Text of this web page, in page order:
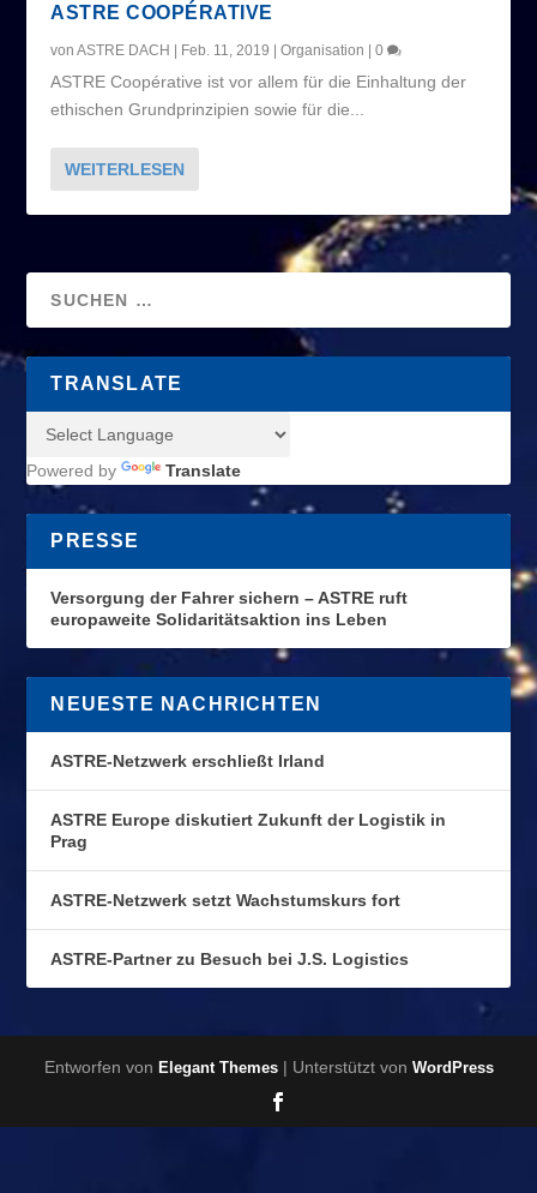
ASTRE COOPÉRATIVE
vonASTRE DACH | Feb. 11, 2019 |Organisation |0
ASTRE Coopérative ist vor allem für die Einhaltung der
ethischen Grundprinzipien sowie für die...
WEITERLESEN
TRANSLATE
Powered by Translate
PRESSE
Versorgung der Fahrer sichern – ASTRE ruft
europaweite Solidaritätsaktion ins Leben
NEUESTE NACHRICHTEN
ASTRE-Netzwerk erschließt Irland
ASTRE Europe diskutiert Zukunft der Logistik in
Prag
ASTRE-Netzwerk setzt Wachstumskurs fort
ASTRE-Partner zu Besuch bei J.S. Logistics
Entworfen von Elegant Themes| Unterstützt von WordPress